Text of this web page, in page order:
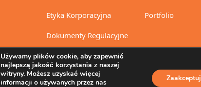
Etyka Korporacyjna
Dokumenty Regulacyjne
Portfolio
Używamy plików cookie, aby zapewnić
najlepszą jakość korzystania z naszej
witryny. Możesz uzyskać więcej
informacji o używanych przez nas
Zaakceptuj